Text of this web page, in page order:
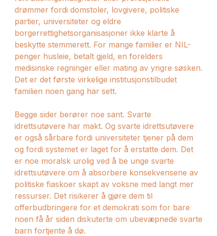
drømmer fordi domstoler, lovgivere, politiske
partier, universiteter og eldre
borgerrettighetsorganisasjoner ikke klarte å
beskytte stemmerett. For mange familier er NIL-
penger husleie, betalt gjeld, en forelders
medisinske regninger eller mating av yngre søsken.
Det er det første virkelige institusjonstilbudet
familien noen gang har sett.
Begge sider berører noe sant. Svarte
idrettsutøvere har makt. Og svarte idrettsutøvere
er også sårbare fordi universiteter tjener på dem
og fordi systemet er laget for å erstatte dem. Det
er noe moralsk urolig ved å be unge svarte
idrettsutøvere om å absorbere konsekvensene av
politiske fiaskoer skapt av voksne med langt mer
ressurser. Det risikerer å gjøre dem til
offerbudbringere for et demokrati som for bare
noen få år siden diskuterte om ubevæpnede svarte
barn fortjente å dø.